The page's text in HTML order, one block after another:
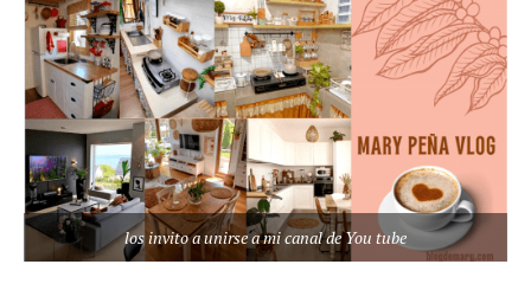
los invito a unirse a mi canal de You tube